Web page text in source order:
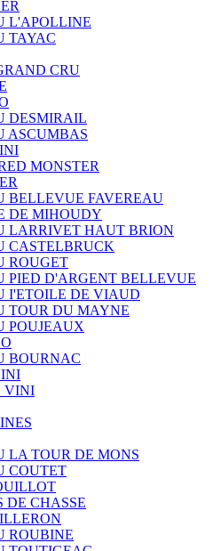
L'APOLLINE
TAYAC
CRU
DESMIRAIL
ASCUMBAS
MONSTER
BELLEVUE FAVEREAU
DE MIHOUDY
LARRIVET HAUT BRION
CASTELBRUCK
ROUGET
PIED D'ARGENT BELLEVUE
I'ETOILE DE VIAUD
TOUR DU MAYNE
POUJEAUX
BOURNAC
VINI
LA TOUR DE MONS
COUTET
DE CHASSE
ROUBINE